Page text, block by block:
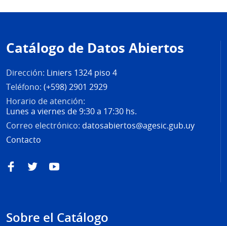
de
página
Catálogo de Datos Abiertos
Dirección: Liniers 1324 piso 4
Teléfono: (+598) 2901 2929
Horario de atención:
Lunes a viernes de 9:30 a 17:30 hs.
Correo electrónico: datosabiertos@agesic.gub.uy
Contacto
FacebookTwitterYouTube
Sobre el Catálogo